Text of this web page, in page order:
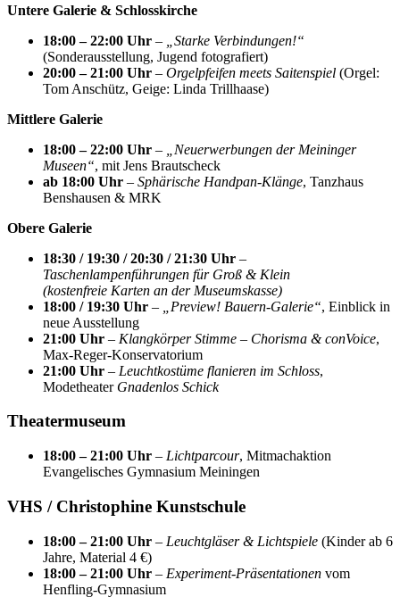
Untere Galerie & Schlosskirche
18:00 – 22:00 Uhr –
„Starke Verbindungen!“
(Sonderausstellung, Jugend fotografiert)
20:00 – 21:00 Uhr – Orgelpfeifen meets Saitenspiel (Orgel:
Tom Anschütz, Geige: Linda Trillhaase)
Mittlere Galerie
18:00 – 22:00 Uhr –
„Neuerwerbungen der Meininger
Museen“, mit Jens Brautscheck
ab 18:00 Uhr – Sphärische Handpan-Klänge, Tanzhaus
Benshausen & MRK
Obere Galerie
18:30 / 19:30 / 20:30 / 21:30 Uhr –
Taschenlampenführungen für Groß & Klein
(kostenfreie Karten an der Museumskasse)
18:00 / 19:30 Uhr – „Preview! Bauern-Galerie“, Einblick in
neue Ausstellung
21:00 Uhr – Klangkörper Stimme – Chorisma & conVoice,
Max-Reger-Konservatorium
21:00 Uhr – Leuchtkostüme flanieren im Schloss,
Modetheater Gnadenlos Schick
Theatermuseum
18:00 – 21:00 Uhr – Lichtparcour, Mitmachaktion
Evangelisches Gymnasium Meiningen
VHS / Christophine Kunstschule
18:00 – 21:00 Uhr – Leuchtgläser & Lichtspiele (Kinder ab 6
Jahre, Material 4 €)
18:00 – 21:00 Uhr – Experiment-Präsentationen vom
Henfling-Gymnasium